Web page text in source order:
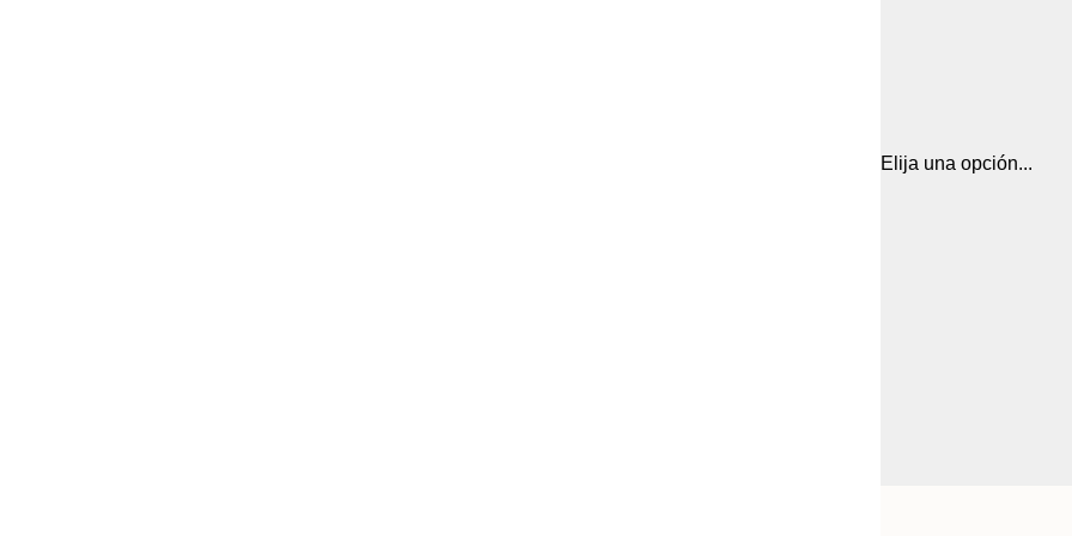
Elija una opción...